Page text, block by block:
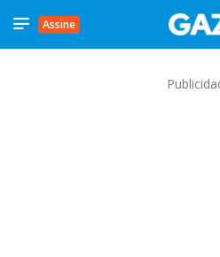
Assine